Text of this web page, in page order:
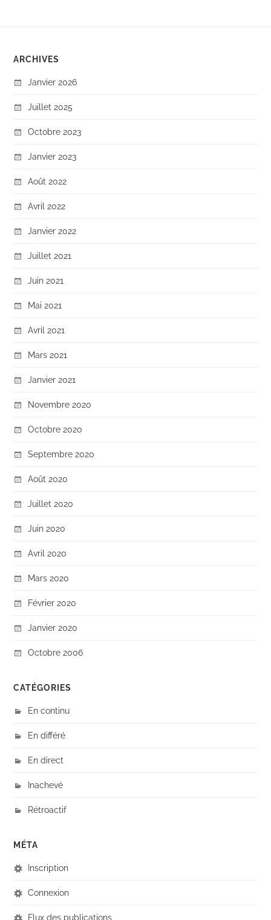
ARCHIVES
Janvier 2026
Juillet 2025
Octobre 2023
Janvier 2023
Août 2022
Avril 2022
Janvier 2022
Juillet 2021
Juin 2021
Mai 2021
Avril 2021
Mars 2021
Janvier 2021
Novembre 2020
Octobre 2020
Septembre 2020
Août 2020
Juillet 2020
Juin 2020
Avril 2020
Mars 2020
Février 2020
Janvier 2020
Octobre 2006
CATÉGORIES
En continu
En différé
En direct
Inachevé
Rétroactif
MÉTA
Inscription
Connexion
Flux des publications